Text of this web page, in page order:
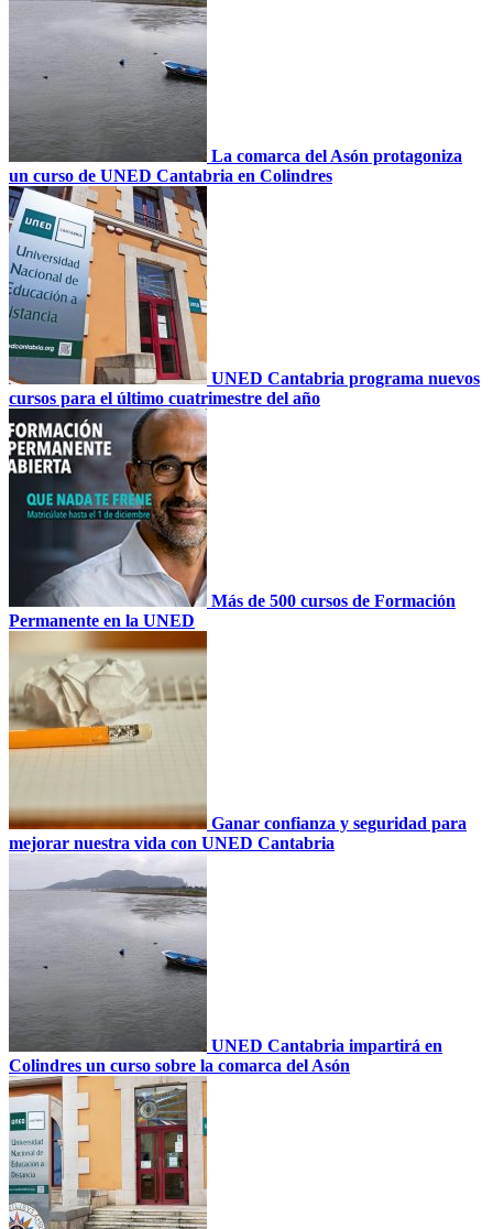
La comarca del Asón protagoniza
un curso de UNED Cantabria en Colindres
UNED Cantabria programa nuevos
cursos para el último cuatrimestre del año
Más de 500 cursos de Formación
Permanente en la UNED
Ganar confianza y seguridad para
mejorar nuestra vida con UNED Cantabria
UNED Cantabria impartirá en
Colindres un curso sobre la comarca del Asón